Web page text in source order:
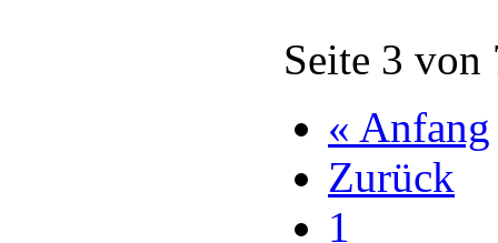
Seite 3 von
« Anfang
Zurück
1